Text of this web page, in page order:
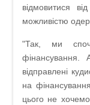
відмовитися
можливістю
"Так, ми
відправлені
на
цього не